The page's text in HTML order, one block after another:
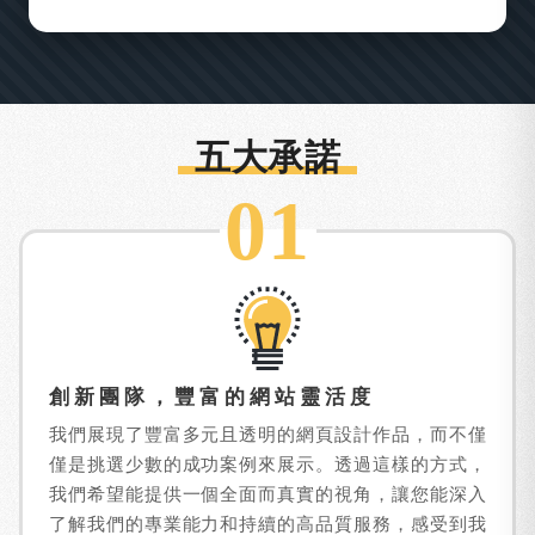
五大承諾
01
創新團隊，豐富的網站靈活度
我們展現了豐富多元且透明的網頁設計作品，而不僅
僅是挑選少數的成功案例來展示。透過這樣的方式，
我們希望能提供一個全面而真實的視角，讓您能深入
了解我們的專業能力和持續的高品質服務，感受到我